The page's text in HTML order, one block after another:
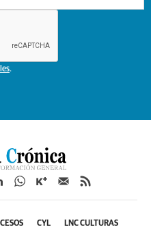
.
CYL LNC CULTURAS